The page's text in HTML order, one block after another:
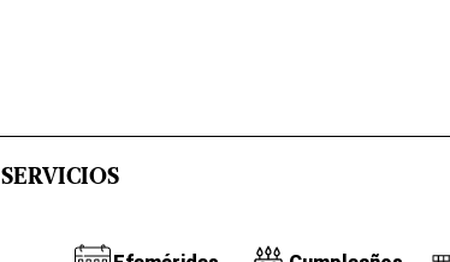
SERVICIOS